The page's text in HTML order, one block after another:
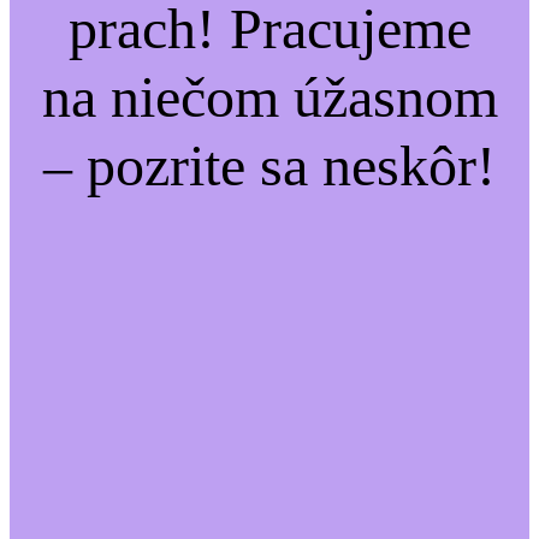
prach! Pracujeme
na niečom úžasnom
– pozrite sa neskôr!